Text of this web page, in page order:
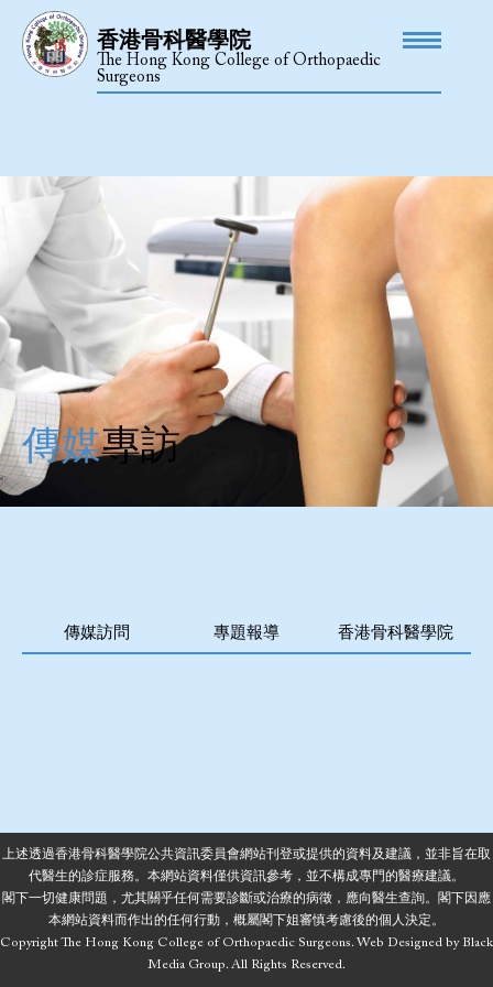
香港骨科醫學院
The Hong Kong College of Orthopaedic
Surgeons
傳媒專訪
傳媒訪問 專題報導 香港骨科醫學院
上述透過香港骨科醫學院公共資訊委員會網站刊登或提供的資料及建議，並非旨在取
代醫生的診症服務。本網站資料僅供資訊參考，並不構成專門的醫療建議。
閣下一切健康問題，尤其關乎任何需要診斷或治療的病徵，應向醫生查詢。閣下因應
本網站資料而作出的任何行動，概屬閣下姐審慎考慮後的個人決定。
Copyright The Hong Kong College of Orthopaedic Surgeons.Web Designed by Black
Media Group.All Rights Reserved.